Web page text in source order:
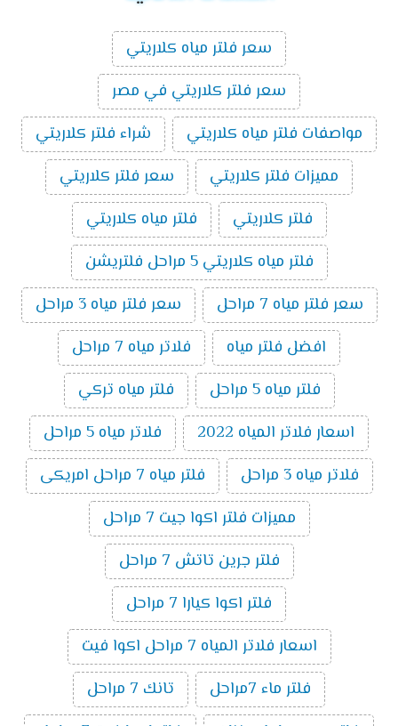
سعر فلتر مياه كلاريتي
سعر فلتر كلاريتي في مصر
مواصفات فلتر مياه كلاريتي
شراء فلتر كلاريتي
مميزات فلتر كلاريتي
سعر فلتر كلاريتي
فلتر كلاريتي
فلتر مياه كلاريتي
فلتر مياه كلاريتي 5 مراحل فلتريشن
سعر فلتر مياه 7 مراحل
سعر فلتر مياه 3 مراحل
افضل فلتر مياه
فلاتر مياه 7 مراحل
فلتر مياه 5 مراحل
فلتر مياه تركي
اسعار فلاتر المياه 2022
فلاتر مياه 5 مراحل
فلاتر مياه 3 مراحل
فلتر مياه 7 مراحل امريكى
مميزات فلتر اكوا جيت 7 مراحل
فلتر جرين تاتش 7 مراحل
فلتر اكوا كيارا 7 مراحل
اسعار فلاتر المياه 7 مراحل اكوا فيت
فلتر ماء 7مراحل
تانك 7 مراحل